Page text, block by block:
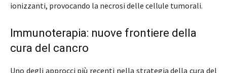
ionizzanti, provocando la necrosi delle cellule tumorali.
Immunoterapia: nuove frontiere della
cura del cancro
Uno degli approcci più recenti nella strategia della cura del